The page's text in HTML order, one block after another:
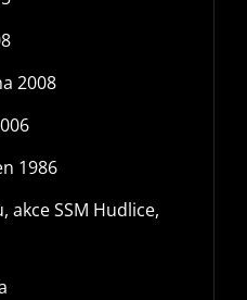
2008
1986
akce SSM Hudlice,